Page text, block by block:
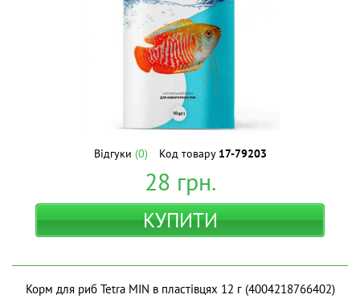
Відгуки (0) Код товару 17-79203
28 грн.
КУПИТИ
Корм для риб Tetra MIN в пластівцях 12 г (4004218766402)